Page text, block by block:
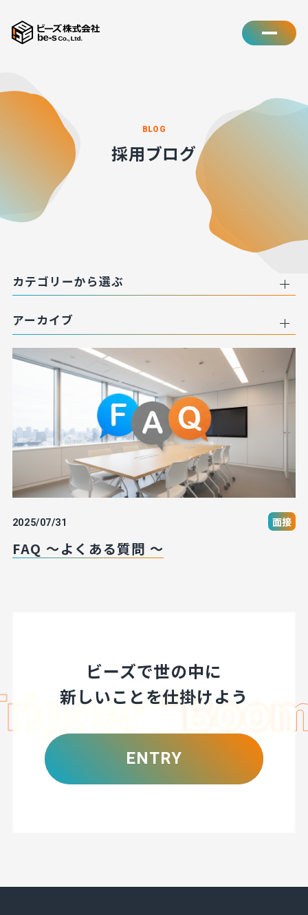
採用ブログ
BLOG
2025/07/31 面接
FAQ ～よくある質問 ～
カテゴリーから選ぶ
アーカイブ
ビーズで世の中に
新しいことを仕掛けよう
ENTRY